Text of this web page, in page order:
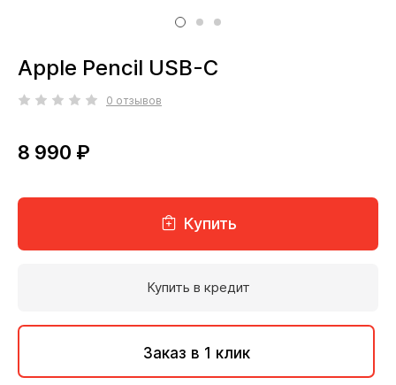
Apple Pencil USB-C
0 отзывов
8 990 ₽
Купить
Купить в кредит
Заказ в 1 клик